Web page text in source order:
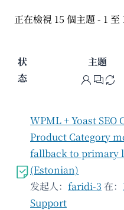
正在檢視 15 個主題 - 1 至
状
态
主题
WPML + Yoast SEO
Product Category
fallback to primary
(Estonian)
发起人： faridi-3 在：
Support